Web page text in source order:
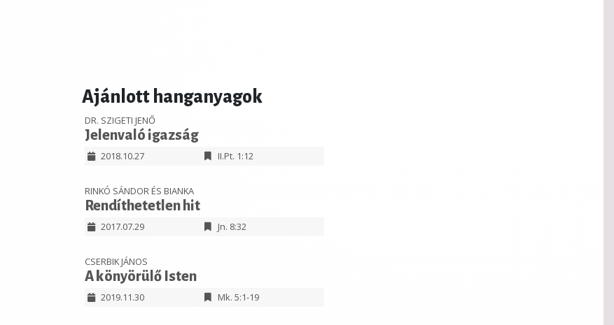
Ajánlott hanganyagok
DR. SZIGETI JENŐ
Jelenvaló igazság
2018.10.27 II.Pt. 1:12
RINKÓ SÁNDOR ÉS BIANKA
Rendíthetetlen hit
2017.07.29 Jn. 8:32
CSERBIK JÁNOS
A könyörülő Isten
2019.11.30 Mk. 5:1-19